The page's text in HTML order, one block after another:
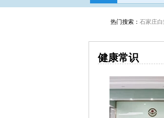
热门搜索： 石家庄
健康常识